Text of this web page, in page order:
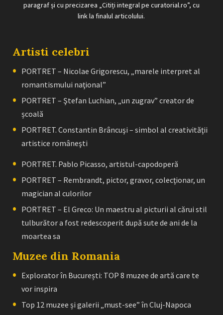
paragraf și cu precizarea „Citiți integral pe curatorial.ro”, cu
link la finalul articolului.
Artisti celebri
PORTRET – Nicolae Grigorescu, „marele interpret al
romantismului naţional”
PORTRET – Ştefan Luchian, „un zugrav” creator de
școală
PORTRET. Constantin Brâncuşi – simbol al creativităţii
artistice româneşti
PORTRET. Pablo Picasso, artistul-capodoperă
PORTRET – Rembrandt, pictor, gravor, colecţionar, un
magician al culorilor
PORTRET – El Greco: Un maestru al picturii al cărui stil
tulburător a fost redescoperit după sute de ani de la
moartea sa
Muzee din Romania
Explorator în București: TOP 8 muzee de artă care te
vor inspira
Top 12 muzee și galerii „must-see” în Cluj-Napoca